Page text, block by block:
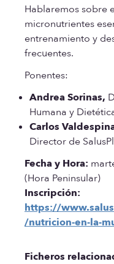
Hablaremos sobre
micronutrientes
entrenamiento y
frecuentes.
Ponentes:
Andrea Sorinas,
Humana y
Carlos
Director de
Fecha y Hora:
(Hora Peninsular)
Inscripción:
https://
/nutricion-en-la-
Ficheros